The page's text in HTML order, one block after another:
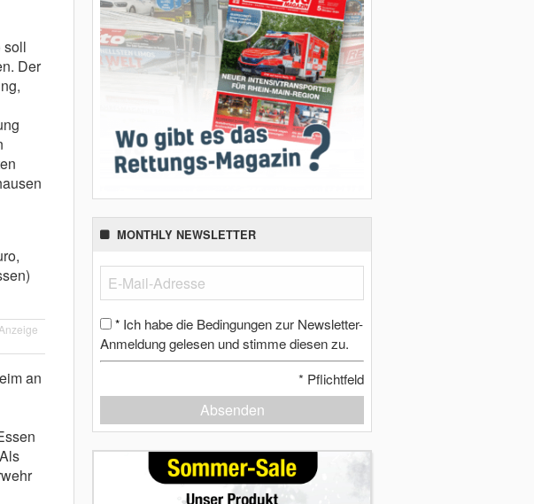
soll
Der
Anzeige
an
MONTHLY NEWSLETTER
* Ich habe die Bedingungen zur Newsletter-
Anmeldung gelesen und stimme diesen zu.
* Pflichtfeld
Absenden